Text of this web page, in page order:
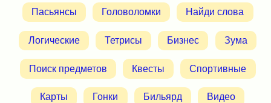
Пасьянсы Головоломки Найди слова
Логические Тетрисы Бизнес Зума
Поиск предметов Квесты Спортивные
Карты Гонки Бильярд Видео